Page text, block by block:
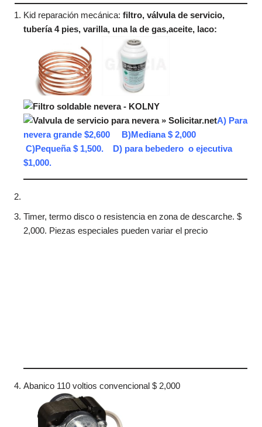
Kid reparación mecánica: filtro, válvula de servicio,
tubería 4 pies, varilla, una la de gas,aceite, laco:
A) Para
nevera grande $2,600 B)Mediana $ 2,000
C)Pequeña $ 1,500. D) para bebedero o ejecutiva
$1,000.
Timer, termo disco o resistencia en zona de descarche. $
2,000. Piezas especiales pueden variar el precio
Abanico 110 voltios convencional $ 2,000